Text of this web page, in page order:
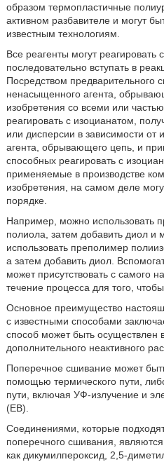
образом термопластичные
активном разбавителе и могут
известным технологиям.
Все реагенты могут реагировать
последовательно вступать в
Посредством предварительного
ненасыщенного агента,
изобретения со всеми или
реагировать с изоцианатом,
или дисперсии в зависимости от
агента, обрывающего цепь, и
способных реагировать с
применяемые в производстве
изобретения, на самом деле
порядке.
Например, можно использовать
полиола, затем добавить диол и
использовать преполимер
а затем добавить диол.
может присутствовать с самого
течение процесса для того, чтобы
Основное преимущество
с известными способами
способ может быть осуществлен
дополнительного неактивного
Поперечное сшивание может
помощью термического пути,
пути, включая УФ-излучение и
(EB).
Соединениями, которые
поперечного сшивания,
как дикумилпероксид, 2,5-